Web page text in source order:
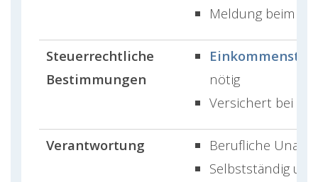
Meldung beim
Steuerrechtliche
Bestimmungen
nötig
Versichert bei
Verantwortung
Berufliche
Selbstständig